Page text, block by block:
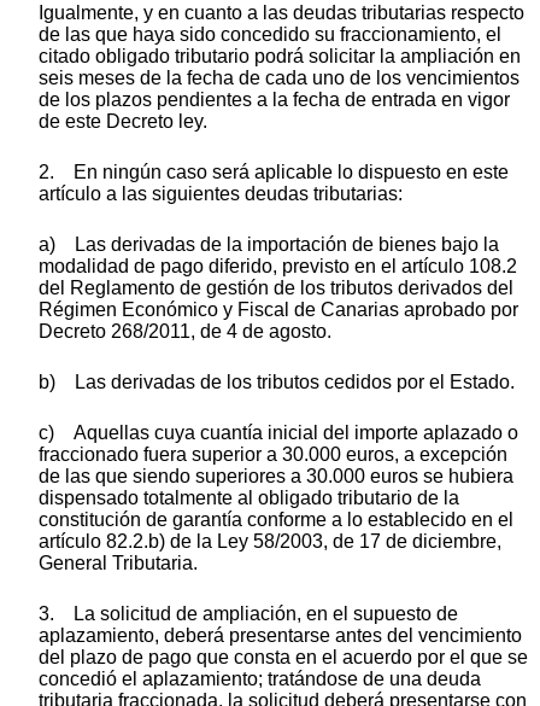
Igualmente, y en cuanto a las deudas tributarias respecto
de las que haya sido concedido su fraccionamiento, el
citado obligado tributario podrá solicitar la ampliación en
seis meses de la fecha de cada uno de los vencimientos
de los plazos pendientes a la fecha de entrada en vigor
de este Decreto ley.
2. En ningún caso será aplicable lo dispuesto en este
artículo a las siguientes deudas tributarias:
a) Las derivadas de la importación de bienes bajo la
modalidad de pago diferido, previsto en el artículo 108.2
del Reglamento de gestión de los tributos derivados del
Régimen Económico y Fiscal de Canarias aprobado por
Decreto 268/2011, de 4 de agosto.
b) Las derivadas de los tributos cedidos por el Estado.
c) Aquellas cuya cuantía inicial del importe aplazado o
fraccionado fuera superior a 30.000 euros, a excepción
de las que siendo superiores a 30.000 euros se hubiera
dispensado totalmente al obligado tributario de la
constitución de garantía conforme a lo establecido en el
artículo 82.2.b) de la Ley 58/2003, de 17 de diciembre,
General Tributaria.
3. La solicitud de ampliación, en el supuesto de
aplazamiento, deberá presentarse antes del vencimiento
del plazo de pago que consta en el acuerdo por el que se
concedió el aplazamiento; tratándose de una deuda
tributaria fraccionada, la solicitud deberá presentarse con